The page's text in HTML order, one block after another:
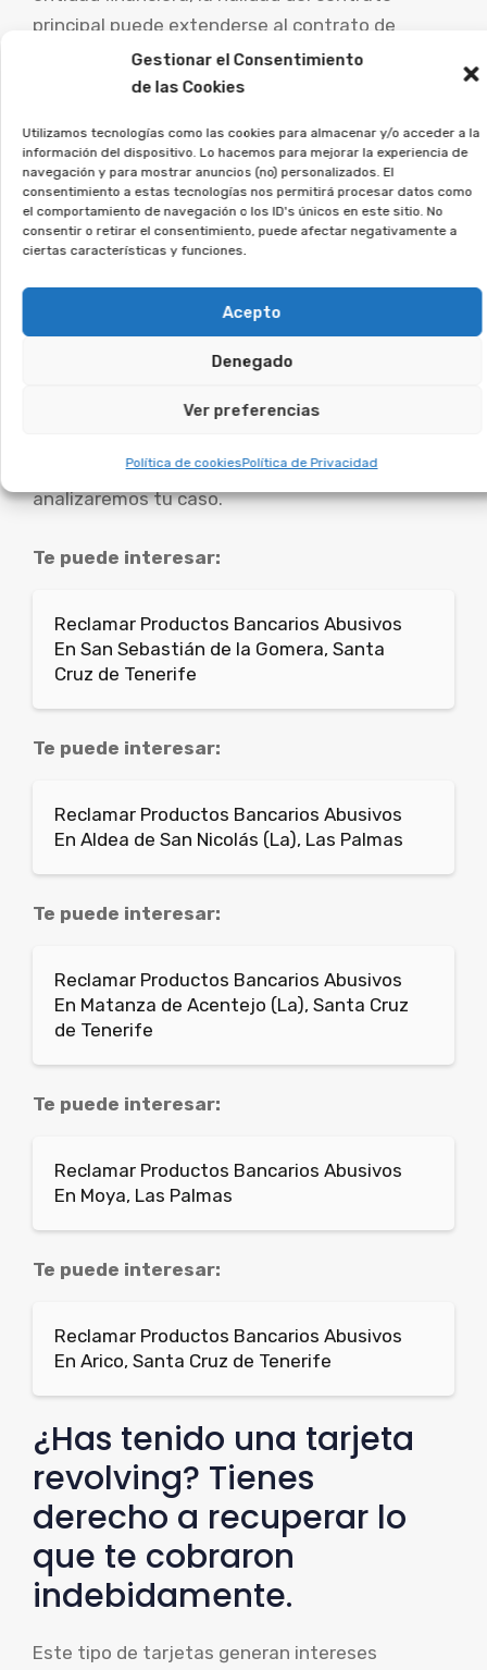
Gestionar el Consentimiento
de las Cookies
Utilizamos tecnologías como las cookies para almacenar y/o acceder a la
información del dispositivo. Lo hacemos para mejorar la experiencia de
navegación y para mostrar anuncios (no) personalizados. El
consentimiento a estas tecnologías nos permitirá procesar datos como
el comportamiento de navegación o los ID's únicos en este sitio. No
consentir o retirar el consentimiento, puede afectar negativamente a
ciertas características y funciones.
Acepto
Denegado
Ver preferencias
Política de cookiesPolítica de Privacidad
principal puede extenderse al contrato de
préstamo vinculado, permitiendo al comprador
recuperar una parte sustancial o todo del dinero
Es fundamental que las personas afectadas por
este tipo de acuerdos busquen asesoramiento
legal especializado para examinar su caso
Desde la Asociación Afeban
recuperar su dinero.
Si firmaste un contrato así, deja tus datos, y
analizaremos tu caso.
Te puede interesar:
Reclamar Productos Bancarios Abusivos
En San Sebastián de la Gomera, Santa
Cruz de Tenerife
Te puede interesar:
Reclamar Productos Bancarios Abusivos
En Aldea de San Nicolás (La), Las Palmas
Te puede interesar:
Reclamar Productos Bancarios Abusivos
En Matanza de Acentejo (La), Santa Cruz
de Tenerife
Te puede interesar:
Reclamar Productos Bancarios Abusivos
En Moya, Las Palmas
Te puede interesar:
Reclamar Productos Bancarios Abusivos
En Arico, Santa Cruz de Tenerife
¿Has tenido una tarjeta
revolving? Tienes
derecho a recuperar lo
que te cobraron
indebidamente.
Este tipo de tarjetas generan intereses